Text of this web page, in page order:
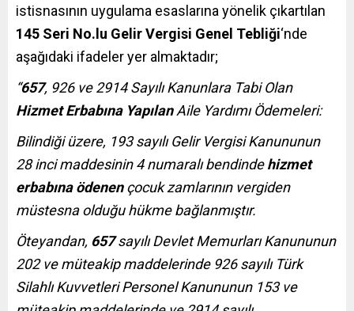
istisnasının uygulama esaslarına yönelik çıkartılan
145 Seri No.lu Gelir Vergisi Genel Tebliği‘nde
aşağıdaki ifadeler yer almaktadır;
“657, 926 ve 2914 Sayılı Kanunlara Tabi Olan
Hizmet Erbabına YapılanAile Yardımı Ödemeleri:
Bilindiği üzere, 193 sayılı Gelir Vergisi Kanununun
28 inci maddesinin 4 numaralı bendindehizmet
erbabına ödenençocuk zamlarının vergiden
müstesna olduğu hükme bağlanmıştır.
Öteyandan, 657sayılı Devlet Memurları Kanununun
202 ve müteakip maddelerinde 926 sayılı Türk
Silahlı Kuvvetleri Personel Kanununun 153 ve